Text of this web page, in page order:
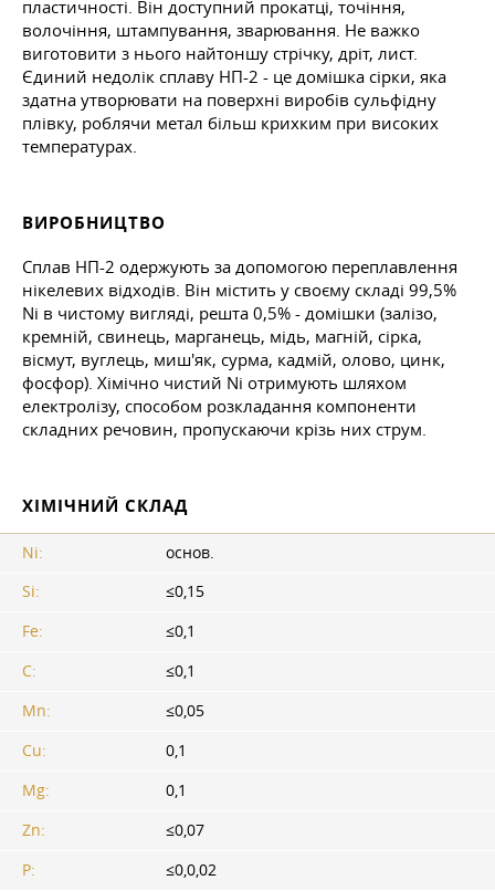
пластичності. Він доступний прокатці, точіння,
волочіння, штампування, зварювання. Не важко
виготовити з нього найтоншу стрічку, дріт, лист.
Єдиний недолік сплаву НП-2 - це домішка сірки, яка
здатна утворювати на поверхні виробів сульфідну
плівку, роблячи метал більш крихким при високих
температурах.
ВИРОБНИЦТВО
Сплав НП-2 одержують за допомогою переплавлення
нікелевих відходів. Він містить у своєму складі 99,5%
Ni в чистому вигляді, решта 0,5% - домішки (залізо,
кремній, свинець, марганець, мідь, магній, сірка,
вісмут, вуглець, миш'як, сурма, кадмій, олово, цинк,
фосфор). Хімічно чистий Ni отримують шляхом
електролізу, способом розкладання компоненти
складних речовин, пропускаючи крізь них струм.
ХІМІЧНИЙ СКЛАД
Ni:
основ.
Si:
≤0,15
Fe:
≤0,1
C:
≤0,1
Mn:
≤0,05
Cu:
0,1
Mg:
0,1
Zn:
≤0,07
P:
≤0,0,02